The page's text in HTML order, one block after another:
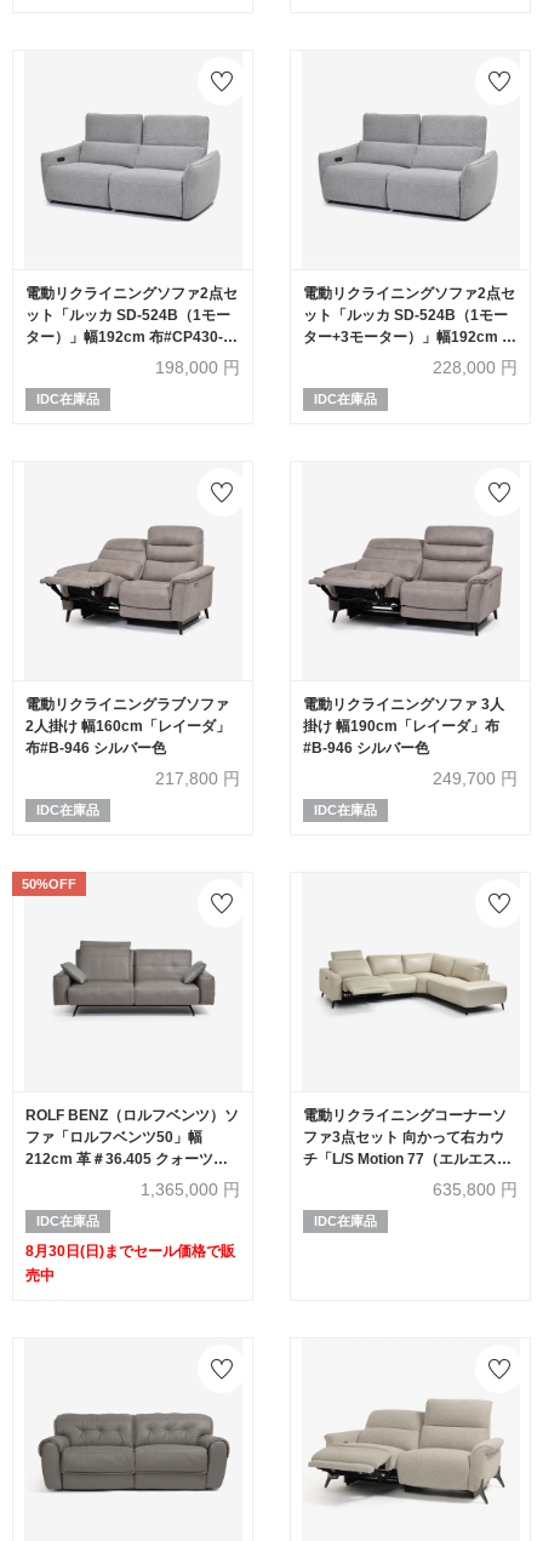
電動リクライニングソファ2点セ
ット「ルッカ SD-524B（1モー
ター）」幅192cm 布#CP430-3
198,000 円
IDC在庫品
電動リクライニングソファ2点セ
ット「ルッカ SD-524B（1モー
ター+3モーター）」幅192cm 布
228,000 円
IDC在庫品
電動リクライニングラブソファ
2人掛け 幅160cm「レイーダ」
布#B-946 シルバー色
217,800 円
IDC在庫品
電動リクライニングソファ 3人
掛け 幅190cm「レイーダ」布
#B-946 シルバー色
249,700 円
IDC在庫品
50%OFF
ROLF BENZ（ロルフベンツ）ソ
ファ「ロルフベンツ50」幅
212cm 革＃36.405 クォーツグ
レー色【セール対象品のため
1,365,000 円
IDC在庫品
8月30日(日)までセール価格で販
売中
電動リクライニングコーナーソ
ファ3点セット 向かって右カウ
チ「L/S Motion 77（エルエスモ
ーション77）」幅275cm 革
#J/S-041E オイスターグレー色
635,800 円
IDC在庫品